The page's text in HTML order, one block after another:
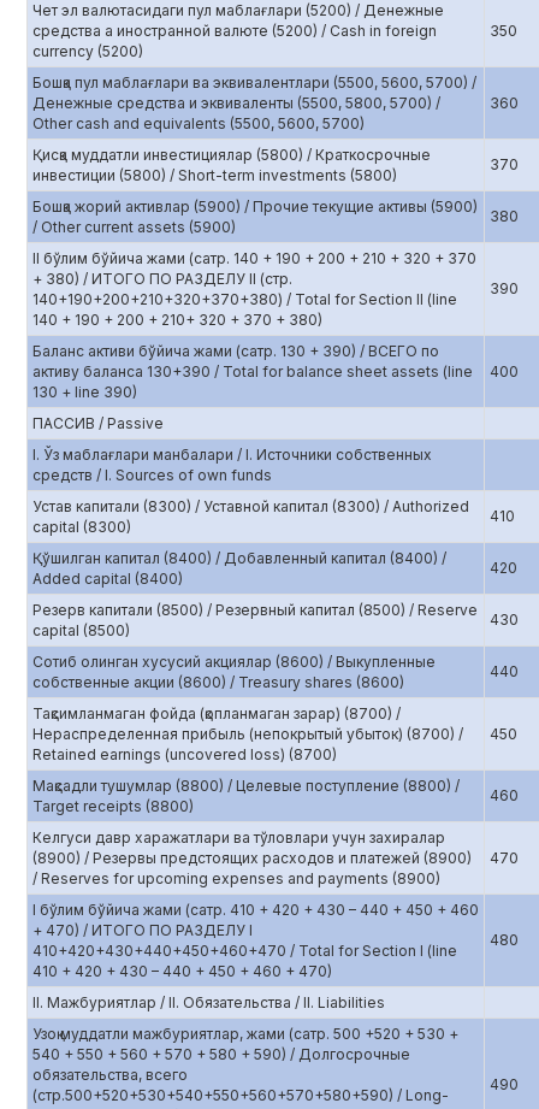
Чет эл валютасидаги пул маблағлари (5200) / Денежные
средства а иностранной валюте (5200) / Cash in foreign
currency (5200)
350
Бошқа пул маблағлари ва эквивалентлари (5500, 5600, 5700) /
Денежные средства и эквиваленты (5500, 5800, 5700) /
Other cash and equivalents (5500, 5600, 5700)
360
Қисқа муддатли инвестициялар (5800) / Краткосрочные
инвестиции (5800) / Short-term investments (5800)
370
Бошқа жорий активлар (5900) / Прочие текущие активы (5900)
/ Other current assets (5900)
380
II бўлим бўйича жами (сатр. 140 + 190 + 200 + 210 + 320 + 370
+ 380) / ИТОГО ПО РАЗДЕЛУ II (стр.
140+190+200+210+320+370+380) / Total for Section II (line
140 + 190 + 200 + 210+ 320 + 370 + 380)
390
Баланс активи бўйича жами (сатр. 130 + 390) / ВСЕГО по
активу баланса 130+390 / Total for balance sheet assets (line
130 + line 390)
400
ПАССИВ / Passive
I. Ўз маблағлари манбалари / I. Источники собственных
средств / I. Sources of own funds
Устав капитали (8300) / Уставной капитал (8300) / Authorized
capital (8300)
410
Қўшилган капитал (8400) / Добавленный капитал (8400) /
Added capital (8400)
420
Резерв капитали (8500) / Резервный капитал (8500) / Reserve
capital (8500)
430
Сотиб олинган хусусий акциялар (8600) / Выкупленные
собственные акции (8600) / Treasury shares (8600)
440
Тақсимланмаган фойда (қопланмаган зарар) (8700) /
Нераспределенная прибыль (непокрытый убыток) (8700) /
Retained earnings (uncovered loss) (8700)
450
Мақсадли тушумлар (8800) / Целевые поступление (8800) /
Target receipts (8800)
460
Келгуси давр харажатлари ва тўловлари учун захиралар
(8900) / Резервы предстоящих расходов и платежей (8900)
/ Reserves for upcoming expenses and payments (8900)
470
I бўлим бўйича жами (сатр. 410 + 420 + 430 – 440 + 450 + 460
+ 470) / ИТОГО ПО РАЗДЕЛУ I
410+420+430+440+450+460+470 / Total for Section I (line
410 + 420 + 430 – 440 + 450 + 460 + 470)
480
II. Мажбуриятлар / II. Обязательства / II. Liabilities
Узоқ муддатли мажбуриятлар, жами (сатр. 500 +520 + 530 +
540 + 550 + 560 + 570 + 580 + 590) / Долгосрочные
обязательства, всего
(стр.500+520+530+540+550+560+570+580+590) / Long-
490